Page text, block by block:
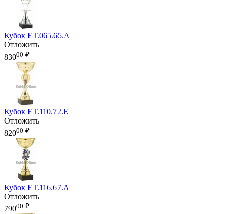
Кубок ET.065.65.A
Отложить
83000 ₽
Кубок ET.110.72.E
Отложить
82000 ₽
Кубок ET.116.67.A
Отложить
79000 ₽